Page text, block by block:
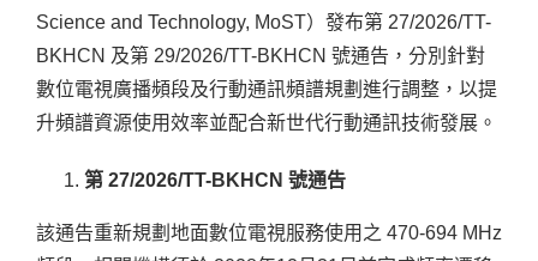
Science and Technology, MoST）發布第 27/2026/TT-
BKHCN 及第 29/2026/TT-BKHCN 號通告，分別針對
數位電視廣播頻段及行動通訊頻譜規劃進行調整，以提
升頻譜資源使用效率並配合新世代行動通訊技術發展。
第 27/2026/TT-BKHCN 號通告
該通告重新規劃地面數位電視服務使用之 470-694 MHz